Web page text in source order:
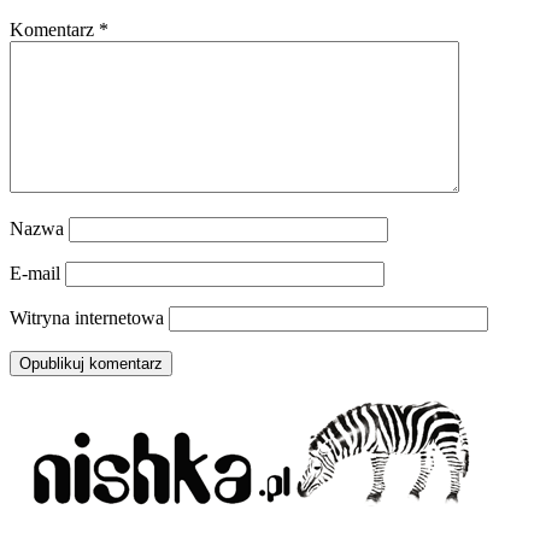
Komentarz *
Nazwa
E-mail
Witryna internetowa